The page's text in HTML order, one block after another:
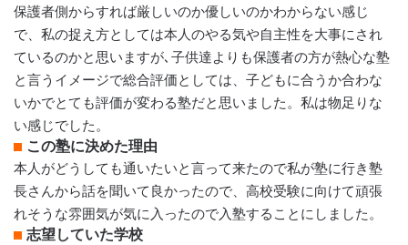
けるのかと思った事がありました。カリキュラムも独自のも
のをたぶんお持ちなのだと思いますがあまり私にはわかりま
せんでした。子どもが理解してくれていたら良いかと気楽に
思っていましたが､もっと聞けば良かったです
保護者への連絡手段
電話連絡 / 塾専用アプリ
アクセス・周りの環境
最初は駅から少し距離があり車での送迎も駐車場もあって便
利だったのですが､家からは近くなったのですが駅前に新校舎
が建てられ治安もよく綺麗でしたが駐車場がなく不便でした
保護者側からすれば厳しいのか優しいのかわからない感じ
で、私の捉え方としては本人のやる気や自主性を大事にされ
ているのかと思いますが､子供達よりも保護者の方が熱心な塾
と言うイメージで総合評価としては、子どもに合うか合わな
いかでとても評価が変わる塾だと思いました。私は物足りな
い感じでした。
この塾に決めた理由
本人がどうしても通いたいと言って来たので私が塾に行き塾
長さんから話を聞いて良かったので、高校受験に向けて頑張
れそうな雰囲気が気に入ったので入塾することにしました。
志望していた学校